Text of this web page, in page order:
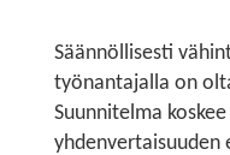
Säännöllisesti
työnantajalla on
Suunnitelma
yhdenvertaisuuden